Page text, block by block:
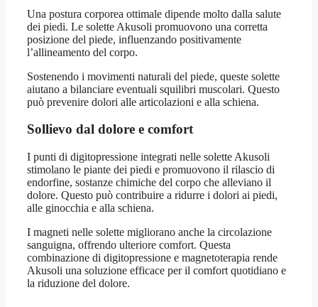
Una postura corporea ottimale dipende molto dalla salute
dei piedi. Le solette Akusoli promuovono una corretta
posizione del piede, influenzando positivamente
l’allineamento del corpo.
Sostenendo i movimenti naturali del piede, queste solette
aiutano a bilanciare eventuali squilibri muscolari. Questo
può prevenire dolori alle articolazioni e alla schiena.
Sollievo dal dolore e comfort
I punti di digitopressione integrati nelle solette Akusoli
stimolano le piante dei piedi e promuovono il rilascio di
endorfine, sostanze chimiche del corpo che alleviano il
dolore. Questo può contribuire a ridurre i dolori ai piedi,
alle ginocchia e alla schiena.
I magneti nelle solette migliorano anche la circolazione
sanguigna, offrendo ulteriore comfort. Questa
combinazione di digitopressione e magnetoterapia rende
Akusoli una soluzione efficace per il comfort quotidiano e
la riduzione del dolore.